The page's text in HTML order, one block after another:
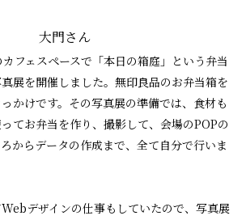
大門さん
フェスペースで「本日の箱庭」という弁当
展を開催しました。無印良品のお弁当箱を
かけです。その写真展の準備では、食材も
てお弁当を作り、撮影して、会場のPOPの
からデータの作成まで、全て自分で行いま
デザインの仕事もしていたので、写真展